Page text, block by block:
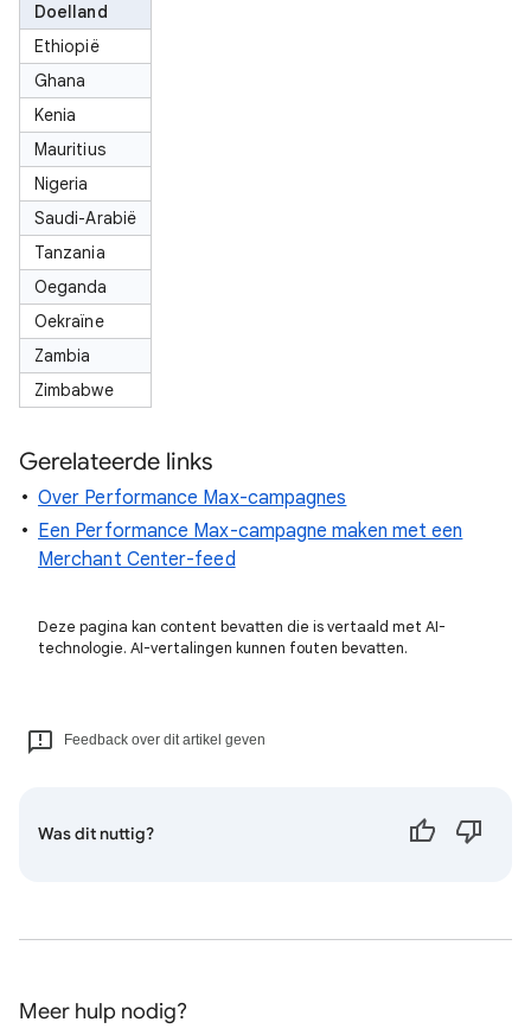
Doelland
Ethiopië
Ghana
Kenia
Mauritius
Nigeria
Saudi-Arabië
Tanzania
Oeganda
Oekraïne
Zambia
Zimbabwe
Gerelateerde links
Over Performance Max-campagnes
Een Performance Max-campagne maken met een
Merchant Center-feed
Deze pagina kan content bevatten die is vertaald met AI-
technologie. AI-vertalingen kunnen fouten bevatten.
Feedback over dit artikel geven
Was dit nuttig?
Meer hulp nodig?